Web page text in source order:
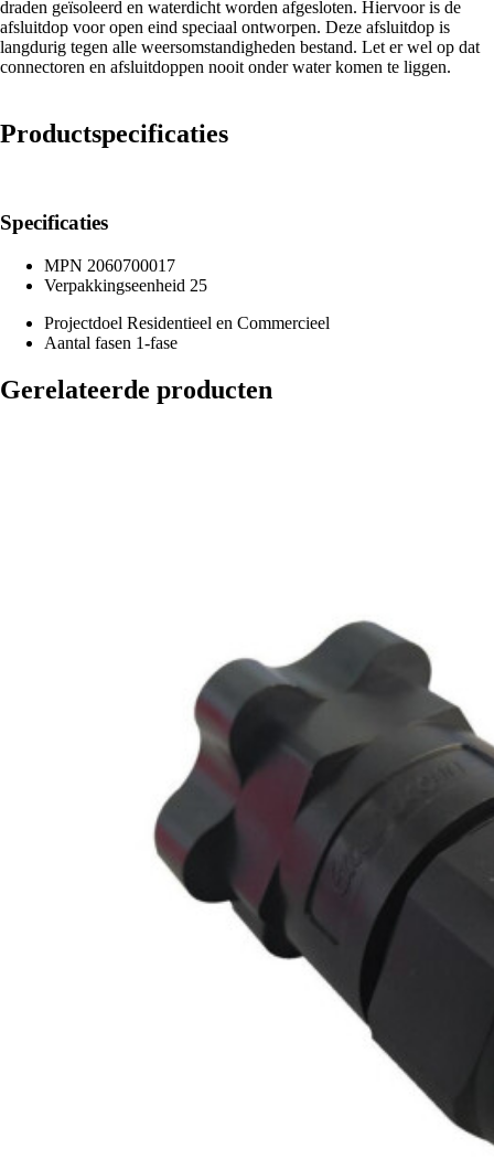
draden geïsoleerd en waterdicht worden afgesloten. Hiervoor is de
afsluitdop voor open eind speciaal ontworpen. Deze afsluitdop is
langdurig tegen alle weersomstandigheden bestand. Let er wel op dat
connectoren en afsluitdoppen nooit onder water komen te liggen.
Productspecificaties
Specificaties
MPN 2060700017
Verpakkingseenheid 25
Projectdoel Residentieel en Commercieel
Aantal fasen 1-fase
Gerelateerde producten